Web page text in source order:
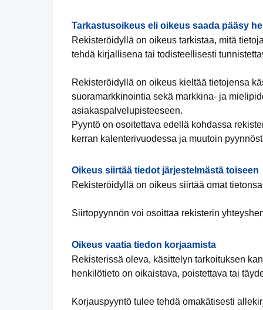
Tarkastusoikeus eli oikeus saada pääsy
Rekisteröidyllä on oikeus tarkistaa, mitä
tehdä kirjallisena tai todisteellisesti
Rekisteröidyllä on oikeus kieltää tietojensa
suoramarkkinointia sekä markkina- ja
asiakaspalvelupisteeseen.
Pyyntö on osoitettava edellä kohdassa
kerran kalenterivuodessa ja muutoin
Oikeus siirtää tiedot järjestelmästä toiseen
Rekisteröidyllä on oikeus siirtää omat
Siirtopyynnön voi osoittaa rekisterin
Oikeus vaatia tiedon korjaamista
Rekisterissä oleva, käsittelyn tarkoituksen
henkilötieto on oikaistava, poistettava tai
Korjauspyyntö tulee tehdä omakätisesti